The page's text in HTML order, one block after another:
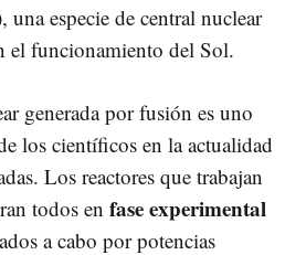
una especie de central nuclear
el funcionamiento del Sol.
generada por fusión es uno
los científicos en la actualidad
Los reactores que trabajan
todos en fase experimental
a cabo por potencias